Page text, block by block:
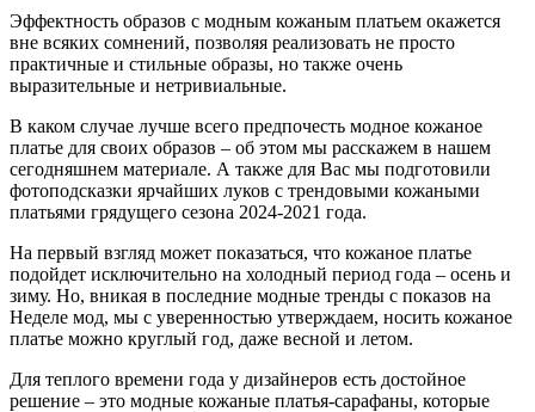
Эффектность образов с модным кожаным платьем окажется
вне всяких сомнений, позволяя реализовать не просто
практичные и стильные образы, но также очень
выразительные и нетривиальные.
В каком случае лучше всего предпочесть модное кожаное
платье для своих образов – об этом мы расскажем в нашем
сегодняшнем материале. А также для Вас мы подготовили
фотоподсказки ярчайших луков с трендовыми кожаными
платьями грядущего сезона 2024-2021 года.
На первый взгляд может показаться, что кожаное платье
подойдет исключительно на холодный период года – осень и
зиму. Но, вникая в последние модные тренды с показов на
Неделе мод, мы с уверенностью утверждаем, носить кожаное
платье можно круглый год, даже весной и летом.
Для теплого времени года у дизайнеров есть достойное
решение – это модные кожаные платья-сарафаны, которые